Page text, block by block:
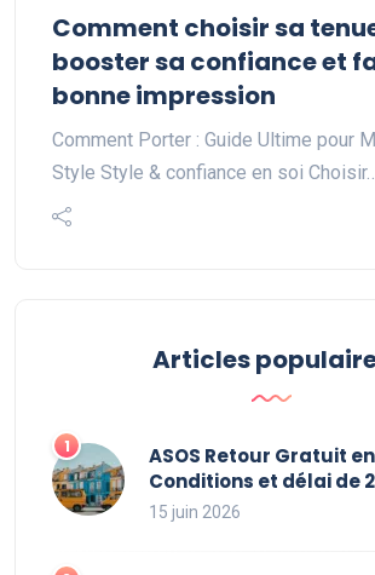
Comment choisir sa
booster sa confiance et
bonne impression
Comment Porter : Guide Ultime pour
Style Style & confiance en soi
Articles
ASOS Retour Gratuit
Conditions et délai de
15 juin 2026